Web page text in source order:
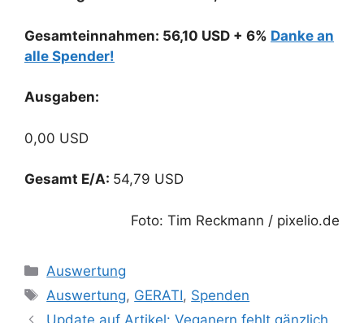
Gesamteinnahmen: 56,10 USD + 6% Danke an
alle Spender!
Ausgaben:
0,00 USD
Gesamt E/A: 54,79 USD
Foto: Tim Reckmann / pixelio.de
Kategorien
Auswertung
Schlagwörter
Auswertung, GERATI, Spenden
Update auf Artikel: Veganern fehlt gänzlich